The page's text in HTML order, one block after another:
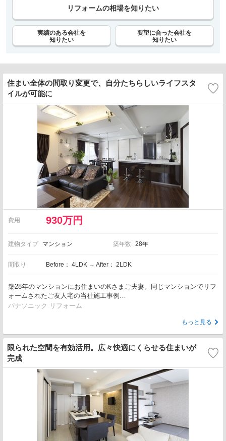
リフォームの相場を知りたい
実績のある会社を
知りたい
要望に合った会社を
知りたい
住まい全体の間取り変更で、自分たちらしいライフスタ
イルが可能に
費用 930万円
建物タイプ マンション 築年数 28年
間取り Before： 4LDK → After： 2LDK
築28年のマンションにお住まいのKさまご夫妻。同じマンションでリフ
ォームされたご友人宅の当社施工事例…
パナソニック リフォーム
もっと見る
限られた空間を有効活用。広々快適にくらせる住まいが
完成